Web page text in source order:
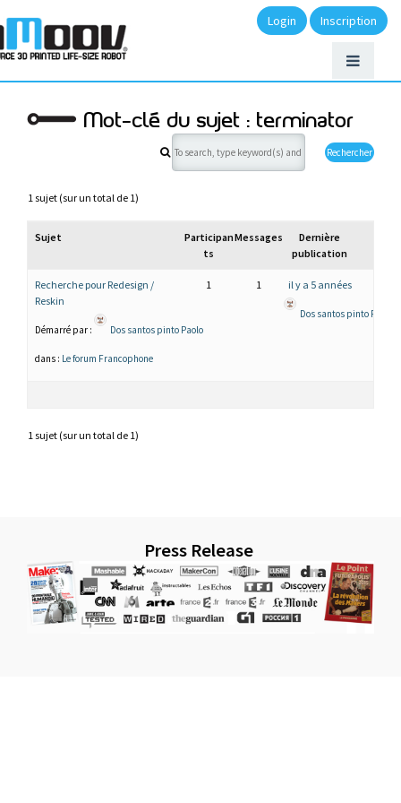
Login Inscription
Mot-clé du sujet : terminator
1 sujet (sur un total de 1)
Sujet
Participan
ts
Messages
Dernière
publication
Recherche pour Redesign /
Reskin
Démarré par : Dos santos pinto Paolo
dans : Le forum Francophone
1 1 il y a 5 années
Dos santos pinto Paolo
1 sujet (sur un total de 1)
Press Release